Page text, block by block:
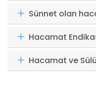
Sünnet olan
Hacamat
Hacamat ve